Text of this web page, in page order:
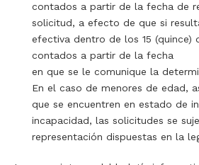
contados a partir de la fecha de
solicitud, a efecto de que si
efectiva dentro de los 15 (quince)
contados a partir de la fecha
en que se le comunique la
En el caso de menores de edad,
que se encuentren en estado de
incapacidad, las solicitudes se
representación dispuestas en la